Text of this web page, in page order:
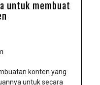
untuk membuat
konten yang
untuk secara